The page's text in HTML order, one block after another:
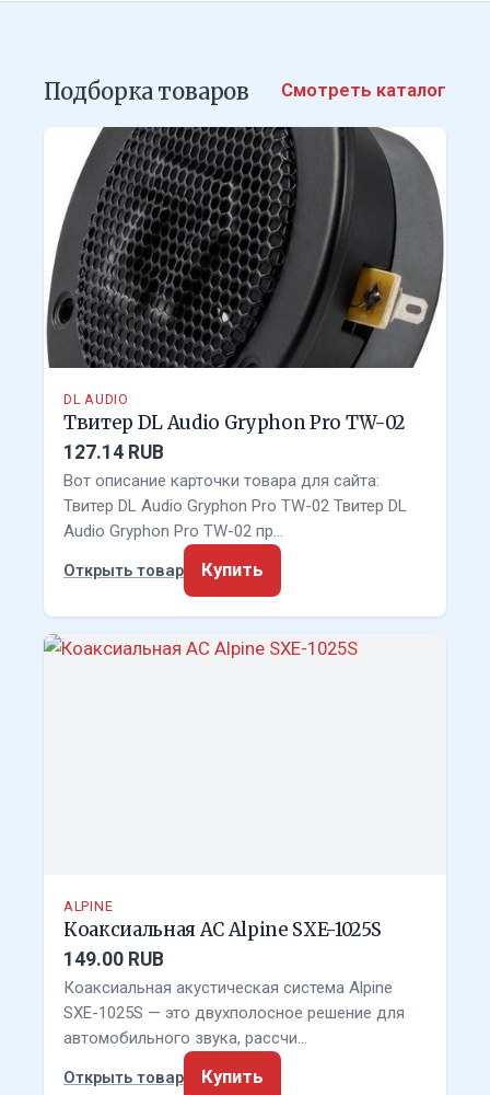
Подборка товаров Смотреть каталог
DL AUDIO
Твитер DL Audio Gryphon Pro TW-02
127.14 RUB
Вот описание карточки товара для сайта:
Твитер DL Audio Gryphon Pro TW-02 Твитер DL
Audio Gryphon Pro TW-02 пр…
Открыть товар
Купить
ALPINE
Коаксиальная АС Alpine SXE-1025S
149.00 RUB
Коаксиальная акустическая система Alpine
SXE-1025S — это двухполосное решение для
автомобильного звука, рассчи…
Открыть товар
Купить